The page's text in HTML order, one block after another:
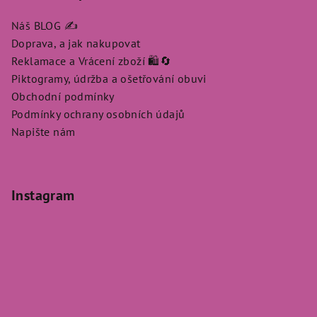
Náš BLOG ✍️
Doprava, a jak nakupovat
Reklamace a Vrácení zboží 🛍️🔄
Piktogramy, údržba a ošetřování obuvi
Obchodní podmínky
Podmínky ochrany osobních údajů
Napište nám
Instagram